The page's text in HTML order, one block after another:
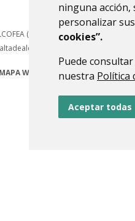
ninguna acción,
personalizar
cookies”.
Puede
nuestra Política
Aceptar todas
(HUESCA) - ARAGÓN
MAPA WEB AVISO LEGAL